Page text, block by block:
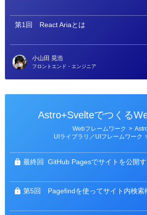
第1回 React Ariaとは
小山田 晃浩
フロントエンド・エンジニア
Astro+Svelteでつくる
ー
Webフレームワーク >
UIライブラリ／UIフレームワーク
最終回 GitHub Pagesでサイトを公開す
第5回 Pagefindを使ってサイト内検索